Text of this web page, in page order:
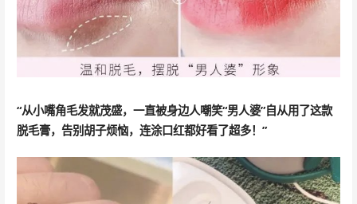
“从小嘴角毛发就茂盛，一直被身边人嘲笑“男人婆”自从用了这款
脱毛膏，告别胡子烦恼，连涂口红都好看了超多！”